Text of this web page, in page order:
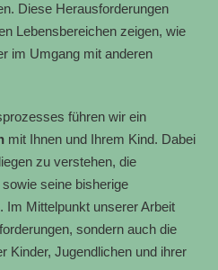
Diese Herausforderungen
Lebensbereichen zeigen, wie
im Umgang mit anderen
führen wir ein
mit Ihnen und Ihrem Kind. Dabei
zu verstehen, die
seine bisherige
Im Mittelpunkt unserer Arbeit
sondern auch die
Kinder, Jugendlichen und ihrer